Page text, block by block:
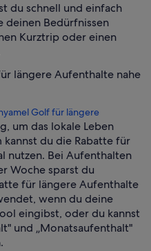
du schnell und einfach
deinen Bedürfnissen
Kurztrip oder einen
längere Aufenthalte nahe
Golf für längere
um das lokale Leben
kannst du die Rabatte für
nutzen. Bei Aufenthalten
Woche sparst du
für längere Aufenthalte
wenn du deine
eingibst, oder du kannst
und „Monatsaufenthalt"